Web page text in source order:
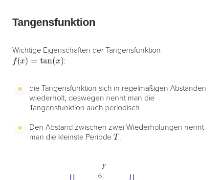
Tangensfunktion
Wichtige Eigenschaften der Tangensfunktion
f(x)=tan(x) :
die Tangensfunktion sich in regelmäßigen Abständen
wiederholt, deswegen nennt man die
Tangensfunktion auch periodisch
Den Abstand zwischen zwei Wiederholungen nennt
man die kleinste Periode T.